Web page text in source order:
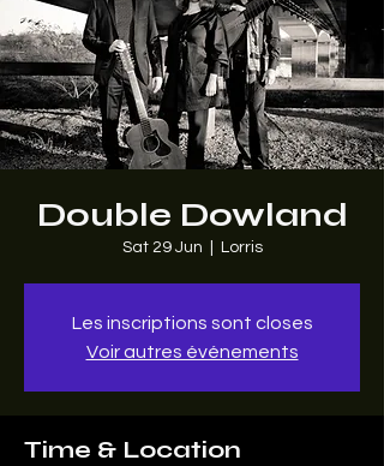
Double Dowland
Sat 29 Jun Lorris
Les inscriptions sont closes
Voir autres événements
Time & Location